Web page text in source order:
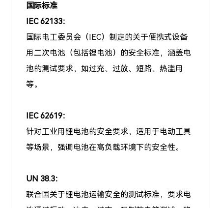
国际标准
IEC 62133：
国际电工委员会（IEC）制定的关于便携式设备
用二次电池（包括锂电池）的安全标准，涵盖电
池的测试要求，如过充、过放、短路、热滥用
等。
IEC 62619：
针对工业用锂电池的安全要求，适用于电动工具
等场景，强调电池在高负载环境下的安全性。
UN 38.3：
联合国关于锂电池运输安全的测试标准，要求电